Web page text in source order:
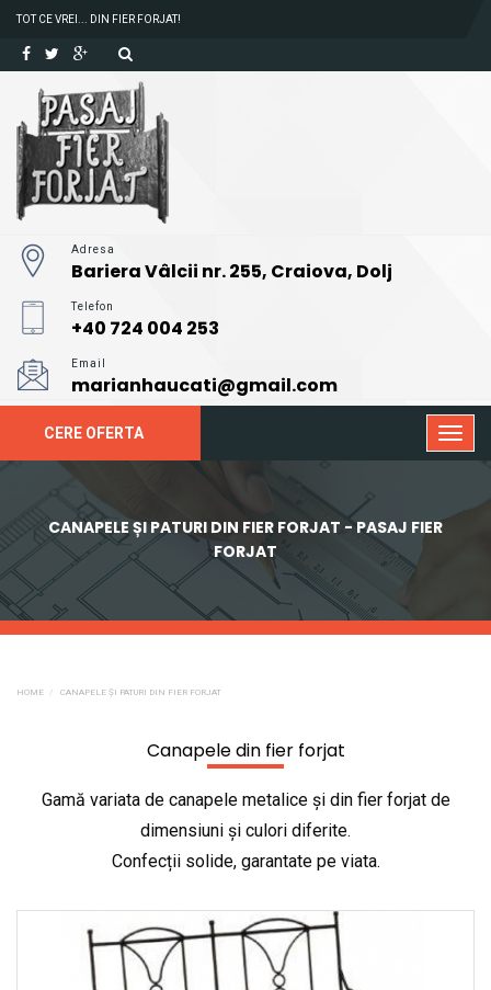
TOT CE VREI... DIN FIER FORJAT!
Adresa
Bariera Vâlcii nr. 255, Craiova, Dolj
Telefon
+40 724 004 253
Email
marianhaucati@gmail.com
CERE OFERTA
CANAPELE ȘI PATURI DIN FIER FORJAT - PASAJ FIER
FORJAT
HOME CANAPELE ȘI PATURI DIN FIER FORJAT
Canapele din fier forjat
Gamă variata de canapele metalice și din fier forjat de
dimensiuni și culori diferite.
Confecții solide, garantate pe viata.